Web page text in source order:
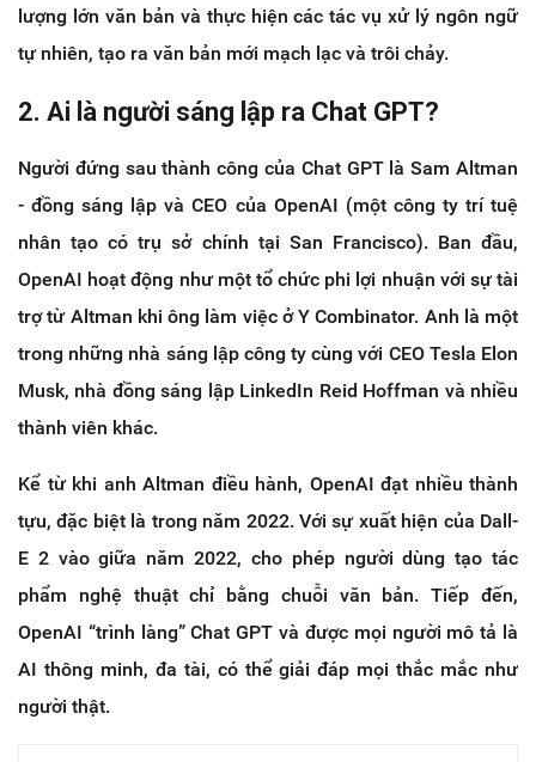
lượng lớn văn bản và thực hiện các tác vụ xử lý ngôn ngữ
tự nhiên, tạo ra văn bản mới mạch lạc và trôi chảy.
2. Ai là người sáng lập ra Chat GPT?
Người đứng sau thành công của Chat GPT là Sam Altman
- đồng sáng lập và CEO của OpenAI (một công ty trí tuệ
nhân tạo có trụ sở chính tại San Francisco). Ban đầu,
OpenAI hoạt động như một tổ chức phi lợi nhuận với sự tài
trợ từ Altman khi ông làm việc ở Y Combinator. Anh là một
trong những nhà sáng lập công ty cùng với CEO Tesla Elon
Musk, nhà đồng sáng lập LinkedIn Reid Hoffman và nhiều
thành viên khác.
Kể từ khi anh Altman điều hành, OpenAI đạt nhiều thành
tựu, đặc biệt là trong năm 2022. Với sự xuất hiện của Dall-
E 2 vào giữa năm 2022, cho phép người dùng tạo tác
phẩm nghệ thuật chỉ bằng chuỗi văn bản. Tiếp đến,
OpenAI “trình làng” Chat GPT và được mọi người mô tả là
AI thông minh, đa tài, có thể giải đáp mọi thắc mắc như
người thật.